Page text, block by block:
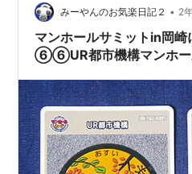
はANAウェブサイトからお手
い。」とかメールが来てたけ
みーやんのお気楽日記２ • 2
マンホールサミットin岡崎
⑥⑥UR都市機構マンホー